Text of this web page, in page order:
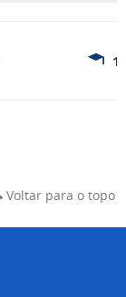
10
Voltar para o topo